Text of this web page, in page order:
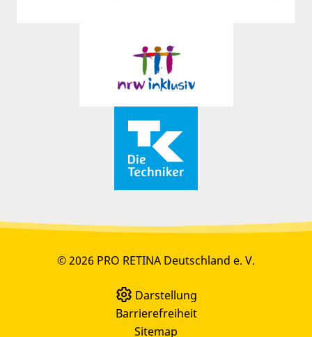
© 2026 PRO RETINA Deutschland e. V.
Darstellung
Barrierefreiheit
Sitemap